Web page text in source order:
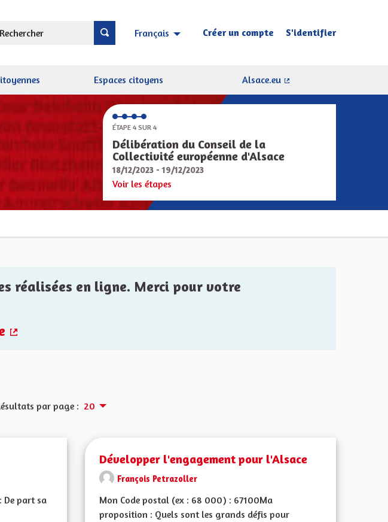
Français Choisir la langue Sprache wählen
Créer un compte S'identifier
Espaces citoyens
Alsace.eu
ÉTAPE 4 SUR 4
Délibération du Conseil de la
Collectivité européenne d'Alsace
18/12/2023 - 19/12/2023
Voir les étapes
réalisées en ligne. Merci pour votre
par page : 20
De part sa
Développer l'engagement pour l'Alsace
François Petrazoller
Mon Code postal (ex : 68 000) : 67100Ma
proposition : Quels sont les grands défis pour